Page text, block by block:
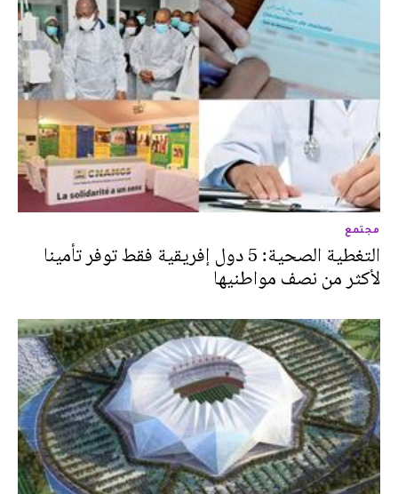
مجتمع
التغطية الصحية: 5 دول إفريقية فقط توفر تأمينا
لأكثر من نصف مواطنيها